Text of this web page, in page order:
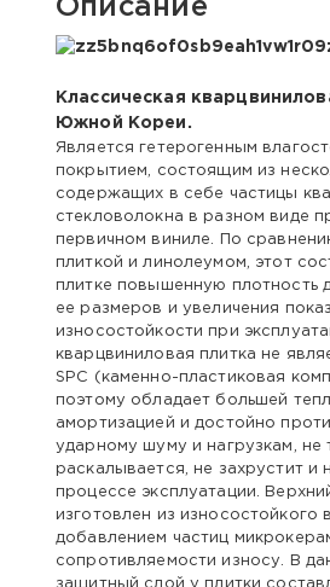
Описание
Классическая
Южной Кореи.
Является гетерогенным
покрытием, состоящим из
содержащих в себе частицы
стекловолокна в разном виде
первичном виниле. По
плиткой и линолеумом, этот
плитке повышенную плотность
ее размеров и увеличения
износостойкости при
кварцвиниловая плитка не
SPC (каменно-пластиковая
поэтому обладает большей
амортизацией и достойно
ударному шуму и нагрузкам, не
раскалывается, не захрустит и
процессе эксплуатации.
изготовлен из износостойкого
добавлением частиц
сопротивляемости износу. В
защитный слой у плитки